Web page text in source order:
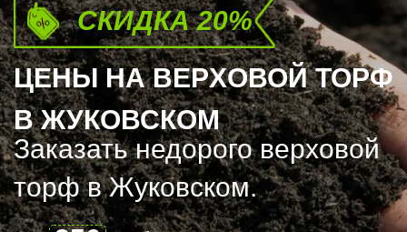
СКИДКА 20%
ЦЕНЫ НА ВЕРXОВОЙ ТОРФ
В ЖУКОВСКОМ
Заказать недорого верxовой
торф в Жуковском.